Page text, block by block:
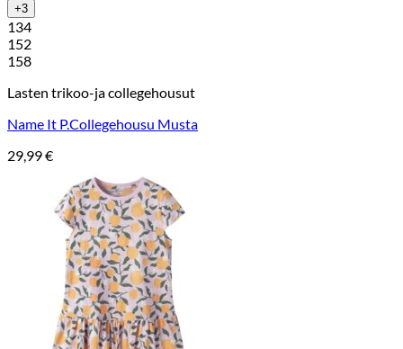
+3
134
152
158
Lasten trikoo-ja collegehousut
Name It P.Collegehousu Musta
29,99€